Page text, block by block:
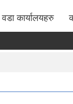
वडा कार्यालयहरु